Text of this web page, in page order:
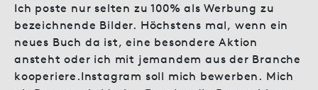
Ich poste nur selten zu 100% als Werbung zu
bezeichnende Bilder. Höchstens mal, wenn ein
neues Buch da ist, eine besondere Aktion
ansteht oder ich mit jemandem aus der Branche
kooperiere.Instagram soll mich bewerben. Mich